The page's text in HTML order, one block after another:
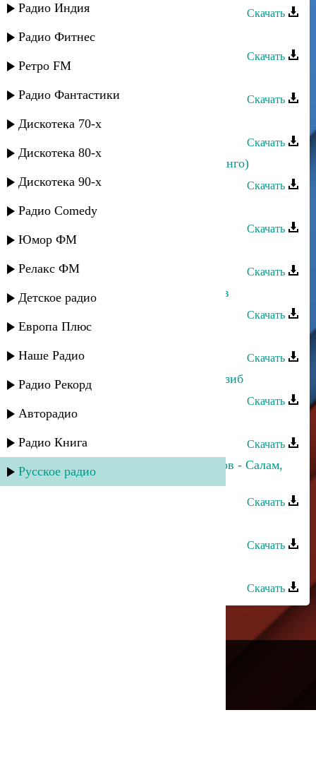
Радио Индия
Радио Фитнес
Ретро FM
Радио Фантастики
Дискотека 70-х
Дискотека 80-х
Дискотека 90-х
Радио Comedy
Юмор ФМ
Релакс ФМ
Детское радио
Европа Плюс
Наше Радио
Радио Рекорд
Авторадио
Радио Книга
Русское радио
Скачать
Патимат Гавзиева - Боль души
Скачать
Патимат Абдулаева - Родник
Скачать
Патимат Абдулаева - Твои слова
Скачать
Патимат Раджабова - Агь урши (танго)
Скачать
Патимат Кагирова - Вайнахи
Скачать
Патимат Магомедова - Верю
Скачать
Патимат Кагирова - Про даргинцев
Скачать
Патимат Галимова - Пою для тебя
Скачать
Патимат Раджабова - Дила уркилизиб
Скачать
Патимат Кагирова - Урахинская
Скачать
Патимат Кагирова и Ринат Каримов - Салам,
даргинцы!
Скачать
Скачать
Скачать